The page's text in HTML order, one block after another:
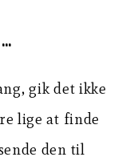
gik det ikke
lige at finde
den til